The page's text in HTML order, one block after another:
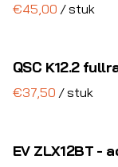
/
QSC K12.2
/
EV ZLX12BT -